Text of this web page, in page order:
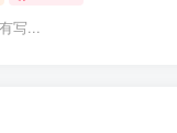
写...